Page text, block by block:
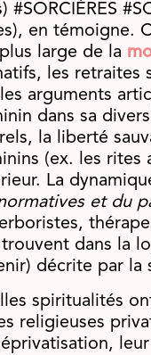
#SORCIÈRES
en témoigne.
large de la
les retraites
arguments
dans sa
la liberté
(ex. les
La
et du
dans la
décrite par la
spiritualités
religieuses